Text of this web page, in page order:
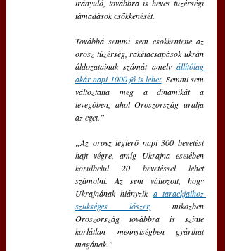
irányuló, továbbra is heves tüzérségi
támadások csökkenését.
Továbbá semmi sem csökkentette az
orosz tüzérség, rakétacsapások ukrán
áldozatainak számát amely állítólag
akár napi 1000 fő is lehet. Semmi sem
változtatta meg a dinamikát a
levegőben, ahol Oroszország uralja
az eget.”
„Az orosz légierő napi 300 bevetést
hajt végre, amíg Ukrajna esetében
körülbelül 20 bevetéssel lehet
számolni. Az sem változott, hogy
Ukrajnának hiányzik a tarackjaihoz
szükséges lőszer, miközben
Oroszország továbbra is szinte
korlátlan mennyiségben gyárthat
magának.”